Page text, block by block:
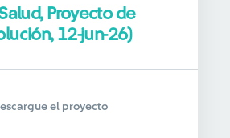
Proyecto de
12-jun-26)
el proyecto